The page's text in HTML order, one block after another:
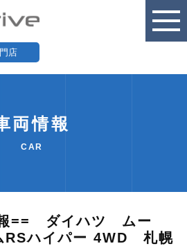
店
両情報
CAR
== ダイハツ ムー
ハイパー 4WD 札幌